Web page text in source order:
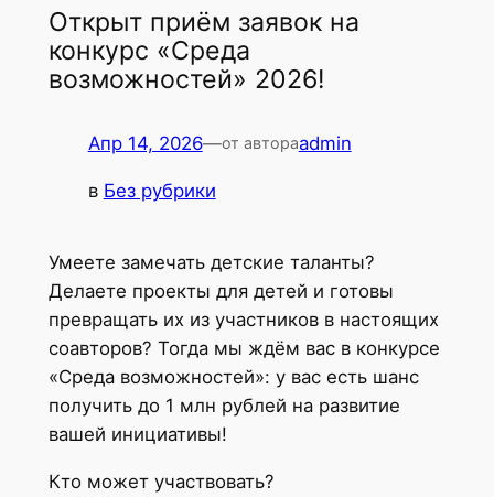
Открыт приём заявок на
конкурс «Среда
возможностей» 2026!
Апр 14, 2026—от автораadmin
в Без рубрики
Умеете замечать детские таланты?
Делаете проекты для детей и готовы
превращать их из участников в настоящих
соавторов? Тогда мы ждём вас в конкурсе
«Среда возможностей»: у вас есть шанс
получить до 1 млн рублей на развитие
вашей инициативы!
Кто может участвовать?